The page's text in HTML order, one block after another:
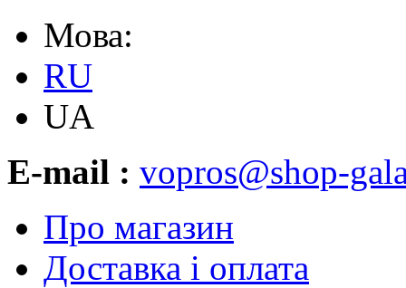
Мова:
RU
UA
E-mail : vopros@shop-
Про магазин
Доставка і оплата